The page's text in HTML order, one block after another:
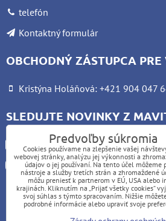
telefón
Kontaktný formulár
OBCHODNÝ ZÁSTUPCA
Kristýna Holáňová: +421 904 047
SLEDUJTE NOVINKY Z
Facebook
Instagram
UPOZORNENIE:
Platba kartou nie je možná
Predvoľby súkromia
Cookies používame na zlepšenie vašej
webovej stránky, analýzu jej výkonnosti a
údajov o jej používaní. Na tento účel môžeme
nástroje a služby tretích strán a zhromaždené
môžu preniesť k partnerom v EÚ, USA alebo
krajinách. Kliknutím na „Prijať všetky cookies“
svoj súhlas s týmto spracovaním. Nižšie
podrobné informácie alebo upraviť svoje